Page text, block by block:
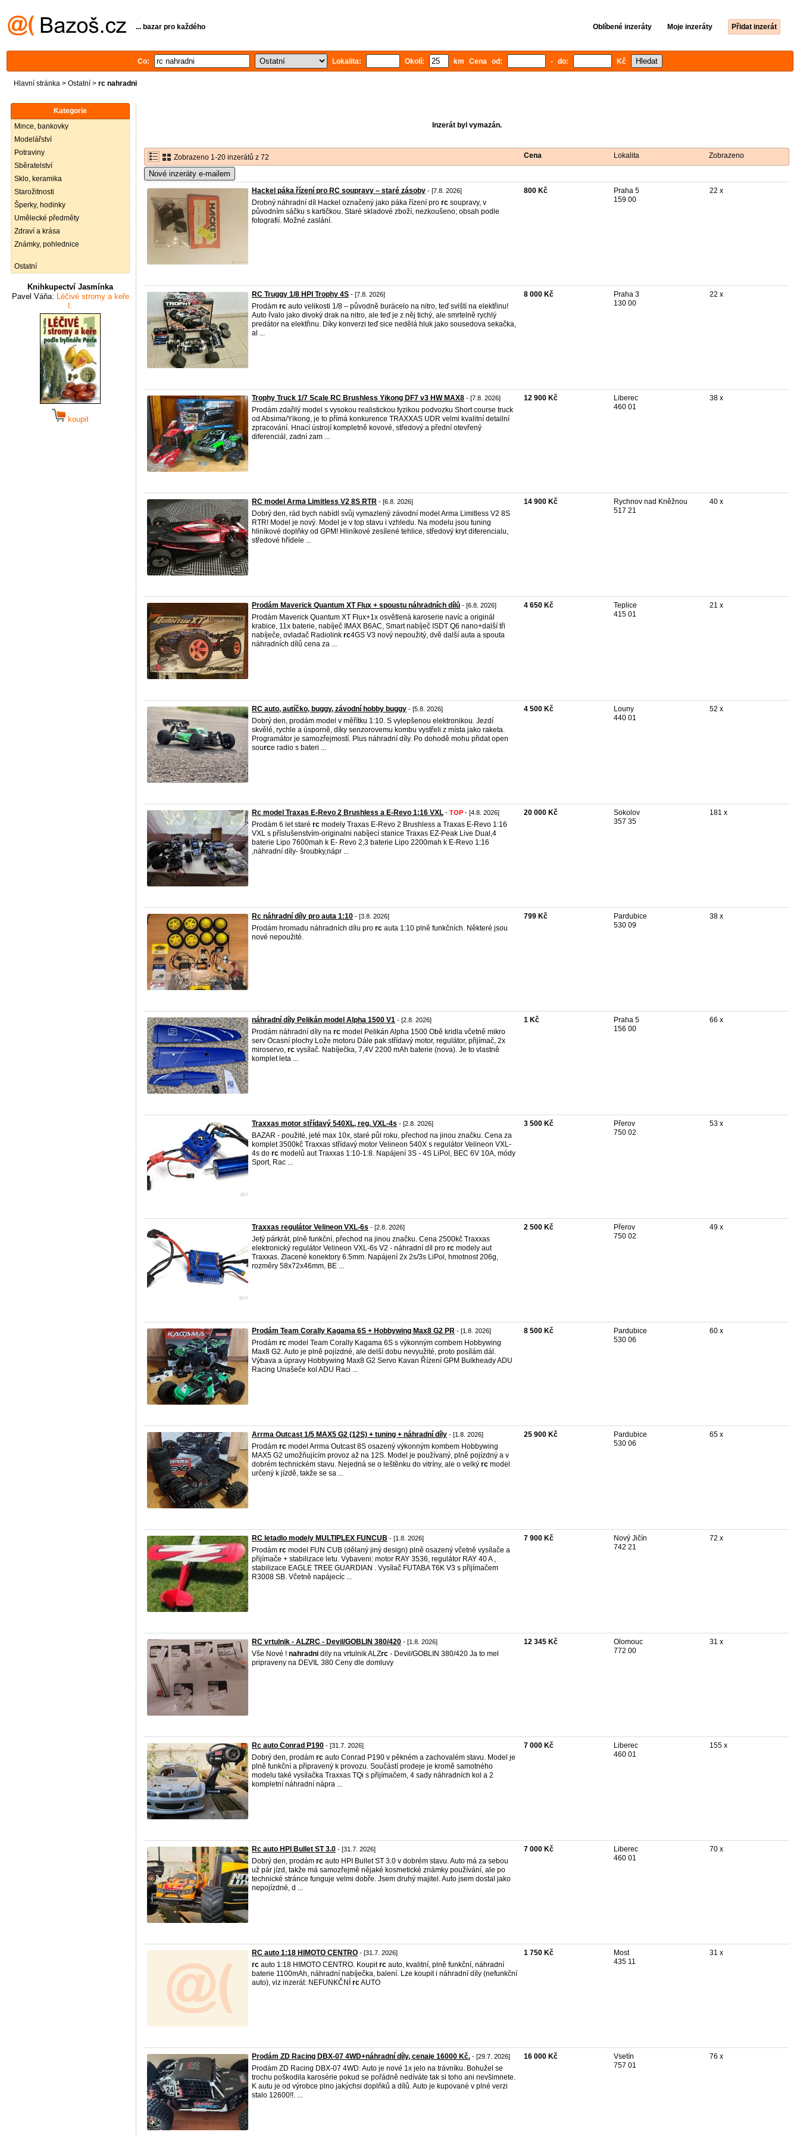
... bazar pro každého Oblíbené inzeráty Moje inzeráty Přidat inzerát
Co: Lokalita: Okolí: km Cena od: - do: Kč
Hlavní stránka > Ostatní > rc nahradni
Kategorie
Mince, bankovky
Modelářství
Potraviny
Sběratelství
Sklo, keramika
Starožitnosti
Šperky, hodinky
Umělecké předměty
Zdraví a krása
Známky, pohlednice
Ostatní
Knihkupectví Jasmínka
Pavel Váňa: Léčivé stromy a keře
I.
koupit
Inzerát byl vymazán.
Zobrazeno 1-20 inzerátů z 72 Cena Lokalita Zobrazeno
Nové inzeráty e-mailem
Hackel páka řízení pro RC soupravy – staré zásoby - [7.8. 2026]
Drobný náhradní díl Hackel označený jako páka řízení pro rc soupravy, v
původním sáčku s kartičkou. Staré skladové zboží, nezkoušeno; obsah podle
fotografií. Možné zaslání.
800 Kč
Praha 5
159 00
22 x
RC Truggy 1/8 HPI Trophy 4S - [7.8. 2026]
Prodám rc auto velikosti 1/8 – původně burácelo na nitro, teď sviští na elektřinu!
Auto řvalo jako divoký drak na nitro, ale teď je z něj tichý, ale smrtelně rychlý
predátor na elektřinu. Díky konverzi teď sice nedělá hluk jako sousedova sekačka,
al ...
8 000 Kč
Praha 3
130 00
22 x
Trophy Truck 1/7 Scale RC Brushless Yikong DF7 v3 HW MAX8 - [7.8. 2026]
Prodám zdařilý model s vysokou realistickou fyzikou podvozku Short course truck
od Absima/Yikong, je to přímá konkurence TRAXXAS UDR velmi kvalitní detailní
zpracování. Hnací ústrojí kompletně kovové, středový a přední otevřený
diferenciál, zadní zam ...
12 900 Kč
Liberec
460 01
38 x
RC model Arma Limitless V2 8S RTR - [6.8. 2026]
Dobrý den, rád bych nabídl svůj vymazlený závodní model Arma Limitless V2 8S
RTR! Model je nový. Model je v top stavu i vzhledu. Na modelu jsou tuning
hliníkové doplňky od GPM! Hliníkové zesílené tehlice, středový kryt diferencialu,
středové hřídele ...
14 900 Kč
Rychnov nad Kněžnou
517 21
40 x
Prodám Maverick Quantum XT Flux + spoustu náhradních dílů - [6.8. 2026]
Prodám Maverick Quantum XT Flux+1x osvětlená karoserie navíc a originál
krabice, 11x baterie, nabíječ IMAX B6AC, Smart nabíječ ISDT Q6 nano+další tři
nabíječe, ovladač Radiolink rc4GS V3 nový nepoužitý, dvě další auta a spouta
náhradních dílů cena za ...
4 650 Kč
Teplice
415 01
21 x
RC auto, autíčko, buggy, závodní hobby buggy - [5.8. 2026]
Dobrý den, prodám model v měřítku 1:10. S vylepšenou elektronikou. Jezdí
skvělé, rychle a úsporně, díky senzorovemu kombu vystřeli z místa jako raketa.
Programátor je samozřejmostí. Plus náhradní díly. Po dohodě mohu přidat open
source radio s bateri ...
4 500 Kč
Louny
440 01
52 x
Rc model Traxas E-Revo 2 Brushless a E-Revo 1:16 VXL - TOP - [4.8. 2026]
Prodám 6 let staré rc modely Traxas E-Revo 2 Brushless a Traxas E-Revo 1:16
VXL s příslušenstvím-originalni nabíjecí stanice Traxas EZ-Peak Live Dual,4
baterie Lipo 7600mah k E- Revo 2,3 baterie Lipo 2200mah k E-Revo 1:16
,náhradní díly- šroubky,nápr ...
20 000 Kč
Sokolov
357 35
181 x
Rc náhradní díly pro auta 1:10 - [3.8. 2026]
Prodám hromadu náhradních dílu pro rc auta 1:10 plně funkčních. Některé jsou
nové nepoužité.
799 Kč
Pardubice
530 09
38 x
náhradní díly Pelikán model Alpha 1500 V1 - [2.8. 2026]
Prodám náhradní díly na rc model Pelikán Alpha 1500 Obě kridla včetně mikro
serv Ocasní plochy Lože motoru Dále pak střídavý motor, regulátor, přijímač, 2x
miroservo, rc vysílač. Nabíječka, 7,4V 2200 mAh baterie (nova). Je to vlastně
komplet leta ...
1 Kč
Praha 5
156 00
66 x
Traxxas motor střídavý 540XL, reg. VXL-4s - [2.8. 2026]
BAZAR - použité, jeté max 10x, staré půl roku, přechod na jinou značku. Cena za
komplet 3500kč Traxxas střídavý motor Velineon 540X s regulátor Velineon VXL-
4s do rc modelů aut Traxxas 1:10-1:8. Napájení 3S - 4S LiPol, BEC 6V 10A, módy
Sport, Rac ...
3 500 Kč
Přerov
750 02
53 x
Traxxas regulátor Velineon VXL-6s - [2.8. 2026]
Jetý párkrát, plně funkční, přechod na jinou značku. Cena 2500kč Traxxas
elektronický regulátor Velineon VXL-6s V2 - náhradní díl pro rc modely aut
Traxxas. Zlacené konektory 6.5mm. Napájení 2x 2s/3s LiPol, hmotnost 206g,
rozměry 58x72x46mm, BE ...
2 500 Kč
Přerov
750 02
49 x
Prodám Team Corally Kagama 6S + Hobbywing Max8 G2 PR - [1.8. 2026]
Prodám rc model Team Corally Kagama 6S s výkonným combem Hobbywing
Max8 G2. Auto je plně pojízdné, ale delší dobu nevyužité, proto posílám dál.
Výbava a úpravy Hobbywing Max8 G2 Servo Kavan Řízení GPM Bulkheady ADU
Racing Unašeče kol ADU Raci ...
8 500 Kč
Pardubice
530 06
60 x
Arrma Outcast 1/5 MAX5 G2 (12S) + tuning + náhradní díly - [1.8. 2026]
Prodám rc model Arrma Outcast 8S osazený výkonným kombem Hobbywing
MAX5 G2 umožňujícím provoz až na 12S. Model je používaný, plně pojízdný a v
dobrém technickém stavu. Nejedná se o leštěnku do vitríny, ale o velký rc model
určený k jízdě, takže se sa ...
25 900 Kč
Pardubice
530 06
65 x
RC letadlo modely MULTIPLEX FUNCUB - [1.8. 2026]
Prodám rc model FUN CUB (dělaný jiný design) plně osazený včetně vysílače a
přijímače + stabilizace letu. Vybaveni: motor RAY 3536, regulátor RAY 40 A ,
stabilizace EAGLE TREE GUARDIAN . Vysílač FUTABA T6K V3 s přijímačem
R3008 SB. Včetně napájecíc ...
7 900 Kč
Nový Jičín
742 21
72 x
RC vrtulnik - ALZRC - Devil/GOBLIN 380/420 - [1.8. 2026]
Vše Nové ! nahradni dily na vrtulnik ALZrc - Devil/GOBLIN 380/420 Ja to mel
pripraveny na DEVIL 380 Ceny dle domluvy
12 345 Kč
Olomouc
772 00
31 x
Rc auto Conrad P190 - [31.7. 2026]
Dobrý den, prodám rc auto Conrad P190 v pěkném a zachovalém stavu. Model je
plně funkční a připravený k provozu. Součástí prodeje je kromě samotného
modelu také vysílačka Traxxas TQi s přijímačem, 4 sady náhradních kol a 2
kompletní náhradní nápra ...
7 000 Kč
Liberec
460 01
155 x
Rc auto HPI Bullet ST 3.0 - [31.7. 2026]
Dobrý den, prodám rc auto HPI Bullet ST 3.0 v dobrém stavu. Auto má za sebou
už pár jízd, takže má samozřejmě nějaké kosmetické známky používání, ale po
technické stránce funguje velmi dobře. Jsem druhý majitel. Auto jsem dostal jako
nepojízdné, d ...
7 000 Kč
Liberec
460 01
70 x
RC auto 1:18 HIMOTO CENTRO - [31.7. 2026]
rc auto 1:18 HIMOTO CENTRO. Koupitrc auto, kvalitní, plně funkční, náhradní
baterie 1100mAh, náhradní nabíječka, balení. Lze koupit i náhradní díly (nefunkční
auto), viz inzerát: NEFUNKČNÍ rcAUTO
1 750 Kč
Most
435 11
31 x
Prodám ZD Racing DBX-07 4WD+náhradní díly, cenaje 16000 Kč. - [29.7. 2026]
Prodám ZD Racing DBX-07 4WD. Auto je nové 1x jelo na trávníku. Bohužel se
trochu poškodila karosérie pokud se pořádně nedíváte tak si toho ani nevšimnete.
K autu je od výrobce plno jakýchsi doplňků a dílů. Auto je kupované v plné verzi
stalo 12600!!. ...
16 000 Kč
Vsetín
757 01
76 x